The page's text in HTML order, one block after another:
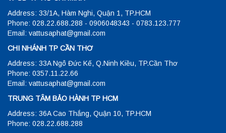
Address: 33/1A, Hàm Nghi, Quận 1, TP.HCM
Phone: 028.22.688.288 - 0906048343 - 0783.123.777
Email: vattusaphat@gmail.com
CHI NHÁNH TP CẦN THƠ
Address: 33A Ngô Đức Kế, Q.Ninh Kiều, TP.Cần Thơ
Phone: 0357.11.22.66
Email: vattusaphat@gmail.com
TRUNG TÂM BẢO HÀNH TP HCM
Address: 36A Cao Thắng, Quận 10, TP.HCM
Phone: 028.22.688.288